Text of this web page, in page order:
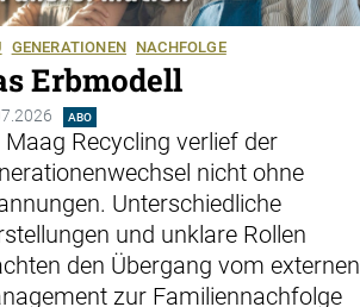
GENERATIONEN NACHFOLGE
Erbmodell
ABO
Maag Recycling verlief der
nicht ohne
Unterschiedliche
und unklare Rollen
den Übergang vom externen
zur ­Familiennachfolge